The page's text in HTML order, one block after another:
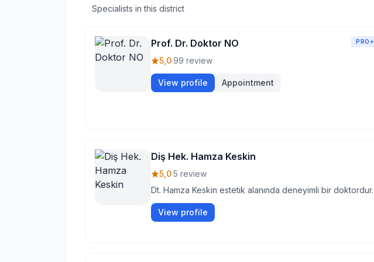
Specialists in this district
Prof. Dr. Doktor NO PRO+
5,0·99 review
View profile Appointment
Diş Hek. Hamza Keskin
5,0·5 review
Dt. Hamza Keskin estetik alanında deneyimli bir doktordur.
View profile